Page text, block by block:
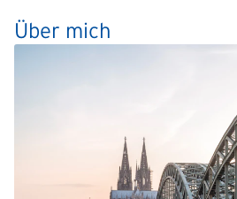
Über mich